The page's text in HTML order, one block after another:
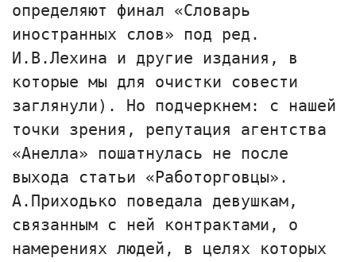
определяют финал «Словарь
иностранных слов» под ред.
И.В.Лехина и другие издания, в
которые мы для очистки совести
заглянули). Но подчеркнем: с нашей
точки зрения, репутация агентства
«Анелла» пошатнулась не после
выхода статьи «Работорговцы».
А.Приходько поведала девушкам,
связанным с ней контрактами, о
намерениях людей, в целях которых